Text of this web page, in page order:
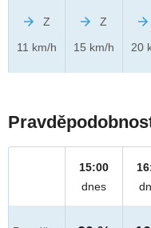
Z
11 km/h
Z
15 km/h
20
15:00
dnes